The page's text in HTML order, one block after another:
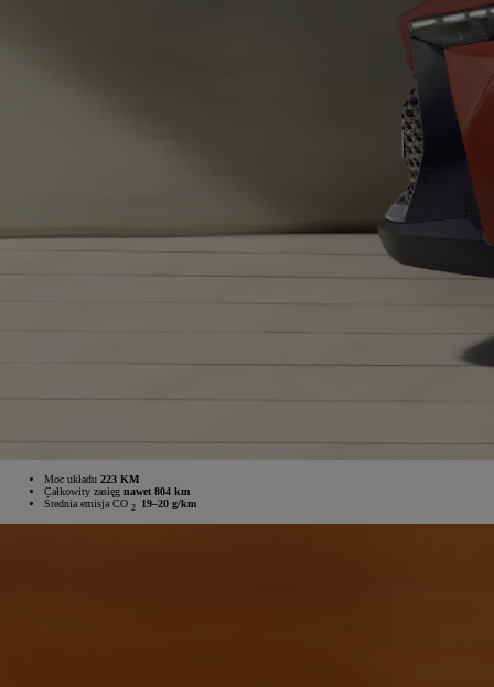
Moc układu 223 KM
Całkowity zasięg nawet 804 km
Średnia emisja CO 2 19–20 g/km